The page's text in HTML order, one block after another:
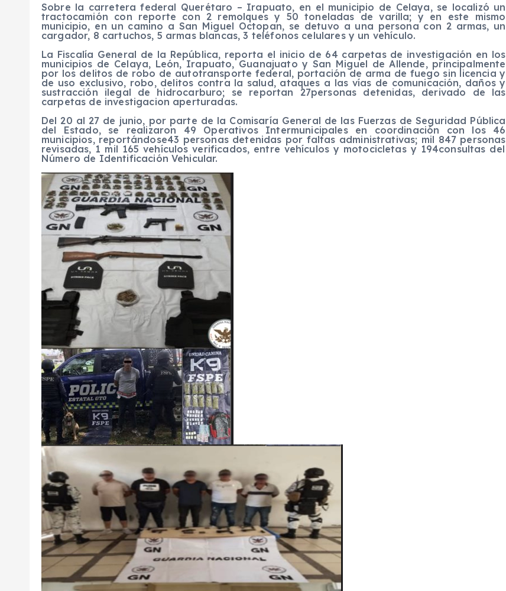
Sobre la carretera federal Querétaro – Irapuato, en el municipio de Celaya, se localizó un
tractocamión con reporte con 2 remolques y 50 toneladas de varilla; y en este mismo
municipio, en un camino a San Miguel Octopan, se detuvo a una persona con 2 armas, un
cargador, 8 cartuchos, 5 armas blancas, 3 teléfonos celulares y un vehículo.
La Fiscalía General de la República, reporta el inicio de 64 carpetas de investigación en los
municipios de Celaya, León, Irapuato, Guanajuato y San Miguel de Allende, principalmente
por los delitos de robo de autotransporte federal, portación de arma de fuego sin licencia y
de uso exclusivo, robo, delitos contra la salud, ataques a las vías de comunicación, daños y
sustracción ilegal de hidrocarburo; se reportan 27personas detenidas, derivado de las
carpetas de investigacion aperturadas.
Del 20 al 27 de junio, por parte de la Comisaría General de las Fuerzas de Seguridad Pública
del Estado, se realizaron 49 Operativos Intermunicipales en coordinación con los 46
municipios, reportándose43 personas detenidas por faltas administrativas; mil 847personas
revisadas,1 mil 165vehículosverificados, entre vehículos y motocicletasy 194consultas del
Número de IdentificaciónVehicular.